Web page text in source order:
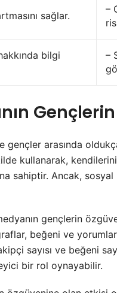
sağlar.
–
bilgi
–
gençler arasında
kullanarak,
sahiptir. Ancak,
gençlerin
beğeni ve
sayısı ve beğeni
bir rol oynayabilir.